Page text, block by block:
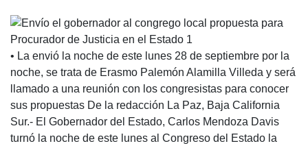
• La envió la noche de este lunes 28 de septiembre por la
noche, se trata de Erasmo Palemón Alamilla Villeda y será
llamado a una reunión con los congresistas para conocer
sus propuestas De la redacción La Paz, Baja California
Sur.- El Gobernador del Estado, Carlos Mendoza Davis
turnó la noche de este lunes al Congreso del Estado la